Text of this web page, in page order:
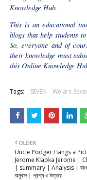
Knowledge Hub.
This is an educational
blogs that help students
So, everyone and of
their knowledge must
this Online Knowledge
Tags: SEVEN We are
OLDER
Uncle Podger Hangs a
Jerome Klapka Jerome |
| summary | Analysis |
অনুবাদ | প্রশ্ন ও উত্তর